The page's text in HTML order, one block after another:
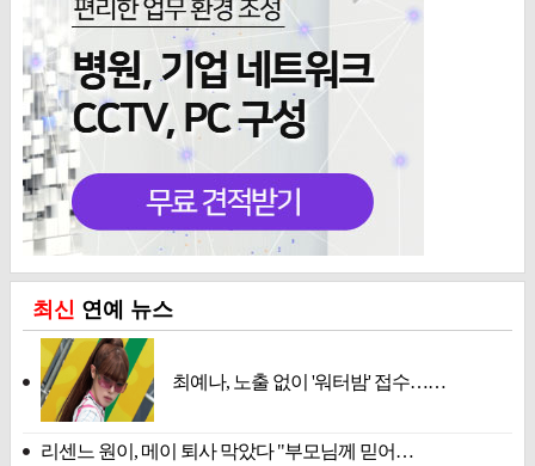
최신 연예 뉴스
최예나, 노출 없이 '워터밤' 접수……
리센느 원이, 메이 퇴사 막았다 "부모님께 믿어…